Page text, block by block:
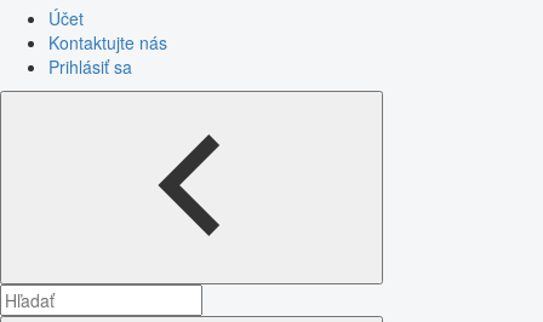
Účet
Kontaktujte nás
Prihlásiť sa